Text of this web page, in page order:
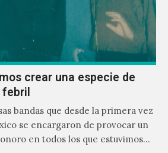
crear una especie de
bandas que desde la primera vez
se encargaron de provocar un
en todos los que estuvimos